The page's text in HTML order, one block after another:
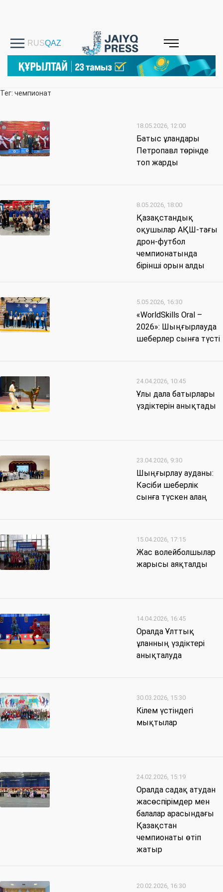
Тег: чемпионат
18.05.2026, 12:00
Батыс ұландары
Петропавл төрінде
топ жарды
8.05.2026, 18:00
Қазақстандық
оқушылар АҚШ-тағы
дрон-футбол
чемпионатында
бірінші орын алды
5.05.2026, 16:30
«WorldSkills Oral –
2026»: Шыңғырлауда
шеберлер сынға түсті
24.04.2026, 10:45
Ұлы дала батырлары
үздіктерін анықтады
23.04.2026, 9:30
Шыңғырлау ауданы:
Кәсіби шеберлік
сынға түскен алаң
15.04.2026, 17:15
Жас волейболшылар
жарысы аяқталды
14.04.2026, 16:45
Оралда Ұлттық
ұланның үздіктері
анықталуда
30.03.2026, 15:30
Кілем үстіндегі
мықтылар
24.02.2026, 15:19
Оралда садақ атудан
жасөспірімдер мен
балалар арасындағы
Қазақстан
чемпионаты өтіп
жатыр
20.02.2026, 16:30